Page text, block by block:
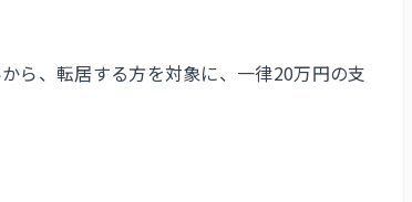
ら、転居する方を対象に、一律20万円の支